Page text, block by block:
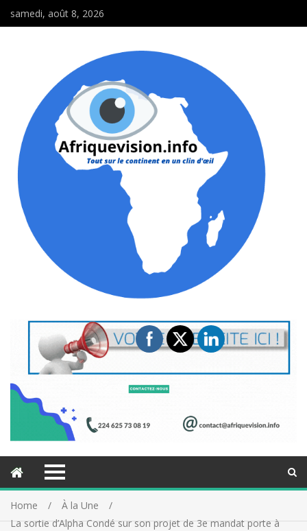
samedi, août 8, 2026
Home
À la Une
La sortie d’Alpha Condé sur son projet de 3e mandat porte à